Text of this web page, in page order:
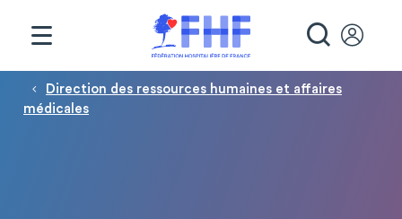
Fil d'Ariane
Direction des ressources humaines et affaires
médicales
Panneau de gestion des cookies